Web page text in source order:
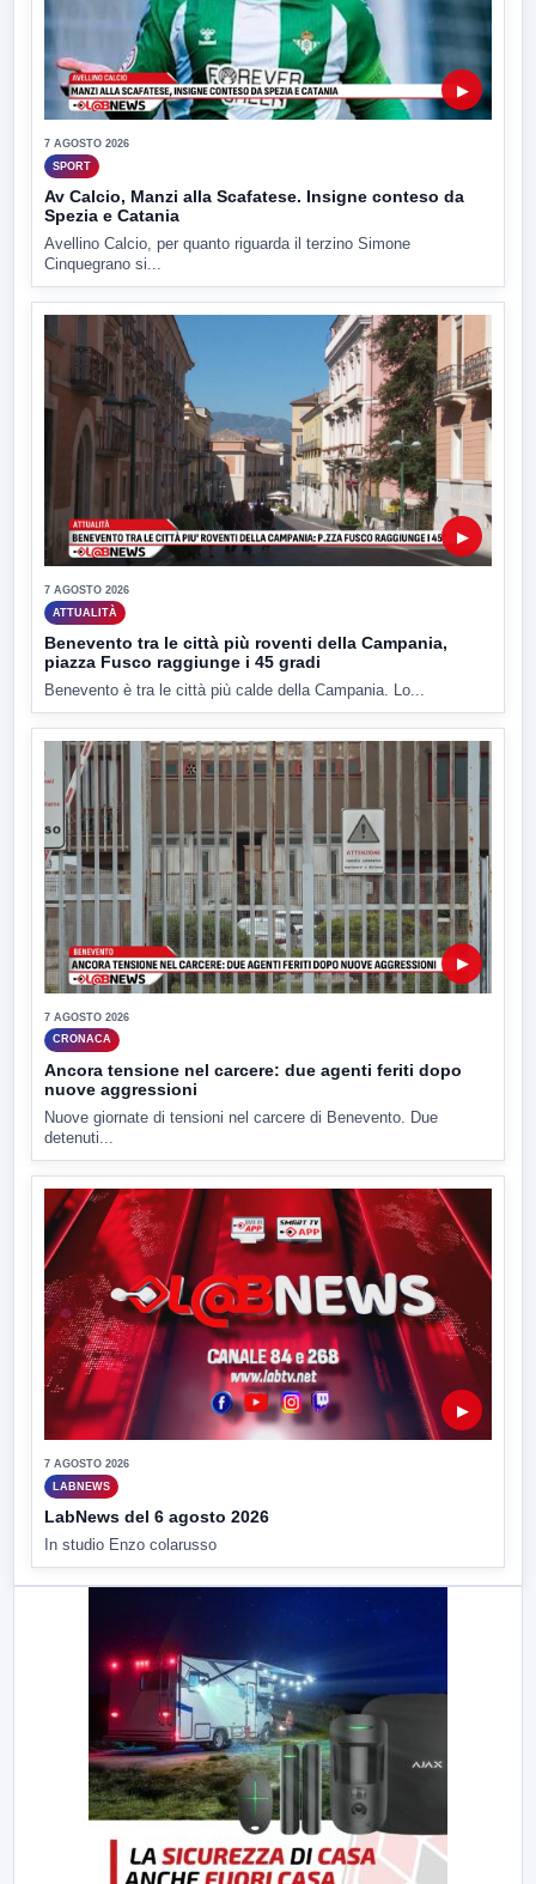
▶
7 AGOSTO 2026
SPORT
Av Calcio, Manzi alla Scafatese. Insigne conteso da
Spezia e Catania
Avellino Calcio, per quanto riguarda il terzino Simone
Cinquegrano si...
▶
7 AGOSTO 2026
ATTUALITÀ
Benevento tra le città più roventi della Campania,
piazza Fusco raggiunge i 45 gradi
Benevento è tra le città più calde della Campania. Lo...
▶
7 AGOSTO 2026
CRONACA
Ancora tensione nel carcere: due agenti feriti dopo
nuove aggressioni
Nuove giornate di tensioni nel carcere di Benevento. Due
detenuti...
▶
7 AGOSTO 2026
LABNEWS
LabNews del 6 agosto 2026
In studio Enzo colarusso